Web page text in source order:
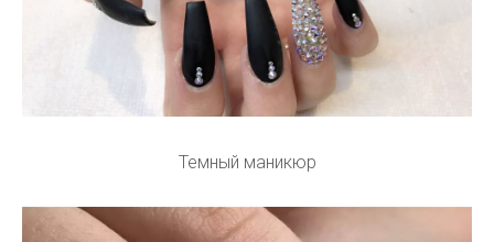
Темный маникюр